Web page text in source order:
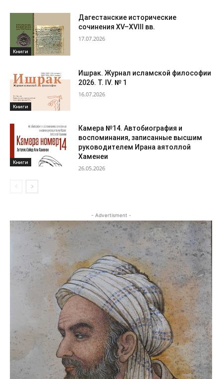
Книги
Дагестанские исторические
сочинения XV–XVIII вв.
17.07.2026
Книги
Ишрак. Журнал исламской философии
2026. Т. IV. № 1
16.07.2026
Книги
Камера №14. Автобиография и
воспоминания, записанные высшим
руководителем Ирана аятоллой
Хаменеи
26.05.2026
- Advertisment -